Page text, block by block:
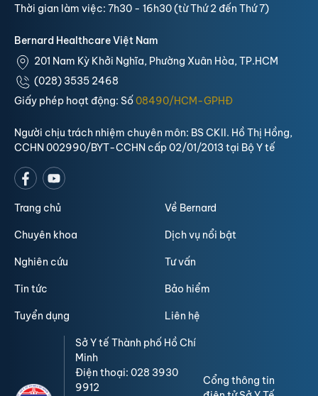
Bernard Healthcare Việt Nam
201 Nam Kỳ Khởi Nghĩa, Phường Xuân Hòa, TP.HCM
(028) 3535 2468
Giấy phép hoạt động: Số08490/HCM-GPHĐ
Người chịu trách nhiệm chuyên môn: BS CKII. Hồ Thị Hồng,
CCHN 002990/BYT-CCHN cấp 02/01/2013 tại Bộ Y tế
Thời gian làm việc: 7h30 - 16h30 (từ Thứ 2 đến Thứ 7)
Trang chủ Về Bernard
Chuyên khoa Dịch vụ nổi bật
Nghiên cứu Tư vấn
Tin tức Bảo hiểm
Tuyển dụng Liên hệ
Sở Y tế Thành phố Hồ Chí
Minh
Điện thoại: 028 3930
9912
Cổng thông tin